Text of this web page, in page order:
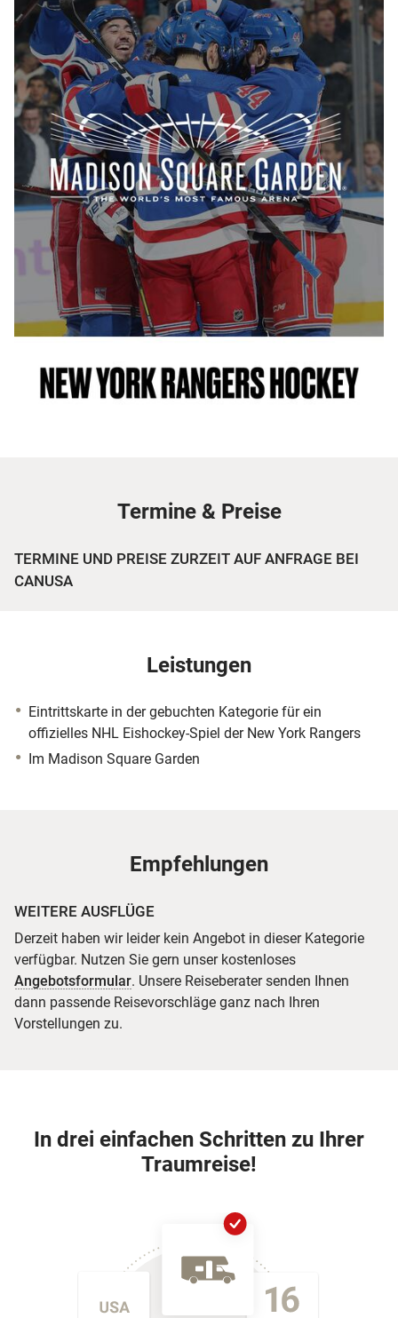
Termine & Preise
TERMINE UND PREISE ZURZEIT AUF ANFRAGE BEI
CANUSA
Leistungen
Eintrittskarte in der gebuchten Kategorie für ein
offizielles NHL Eishockey-Spiel der New York Rangers
Im Madison Square Garden
Empfehlungen
WEITERE AUSFLÜGE
Derzeit haben wir leider kein Angebot in dieser Kategorie
verfügbar. Nutzen Sie gern unser kostenloses
Angebotsformular. Unsere Reiseberater senden Ihnen
dann passende Reisevorschläge ganz nach Ihren
Vorstellungen zu.
In drei einfachen Schritten zu Ihrer
Traumreise!